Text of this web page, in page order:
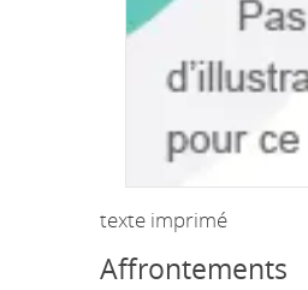
texte imprimé
Affrontements